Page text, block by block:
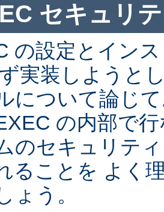
セキュリ
の設定とイン
実装しようと
について論じ
の内部で
のセキュリテ
ることを よく
ょう。